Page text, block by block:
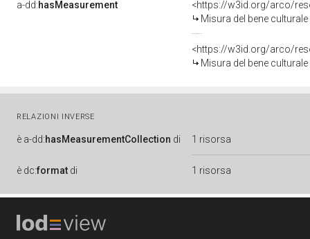
a-dd:hasMeasurement
<https://w3id.org/arco/
Misura del bene
<https://w3id.org/arco/
Misura del bene
RELAZIONI INVERSE
è a-dd:hasMeasurementCollection di 1 risorsa
è dc:format di 1 risorsa